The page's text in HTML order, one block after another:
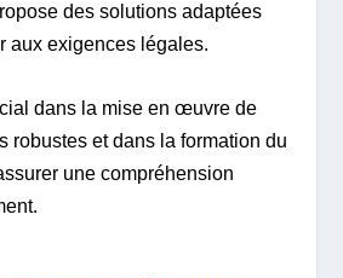
des solutions adaptées
aux exigences légales.
dans la mise en œuvre de
robustes et dans la formation du
une compréhension